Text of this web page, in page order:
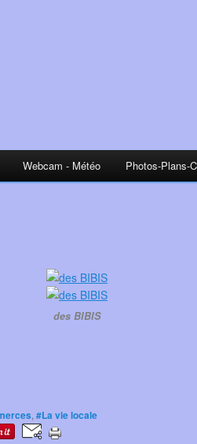
Webcam - Météo Photos-Plans-
des BIBIS
, #La vie locale